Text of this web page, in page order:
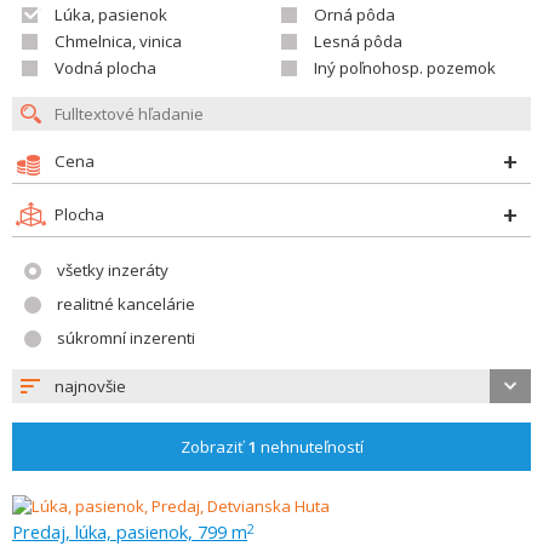
Lúka, pasienok
Orná pôda
Chmelnica, vinica
Lesná pôda
Vodná plocha
Iný poľnohosp. pozemok
Cena
Plocha
všetky inzeráty
realitné kancelárie
súkromní inzerenti
najnovšie
Zobraziť1 nehnuteľností
Predaj, lúka, pasienok, 799 m2